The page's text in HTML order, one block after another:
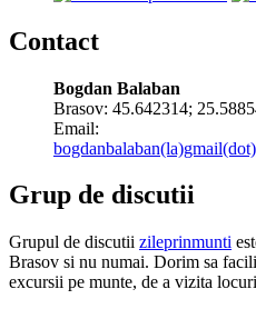
Contact
Bogdan Balaban
Brasov: 45.642314;
Email:
Grup de discutii
Grupul de discutii zileprinmunti
Brasov si nu numai. Dorim sa
excursii pe munte, de a vizita